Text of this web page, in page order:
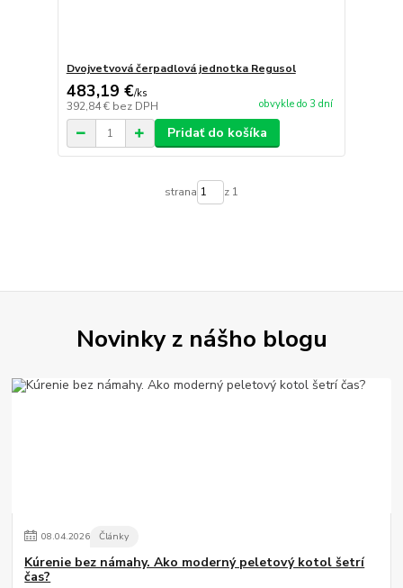
Dvojvetvová čerpadlová jednotka Regusol
483,19 €/ks
392,84 € bez DPH obvykle do 3 dní
Pridať do košíka
strana z 1
Novinky z nášho blogu
08.04.2026 Články
Kúrenie bez námahy. Ako moderný peletový kotol šetrí
čas?